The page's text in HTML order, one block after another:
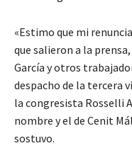
«Estimo que mi
que salieron a la
García y otros
despacho de la tercera
la congresista Rosselli
nombre y el de Cenit
sostuvo.